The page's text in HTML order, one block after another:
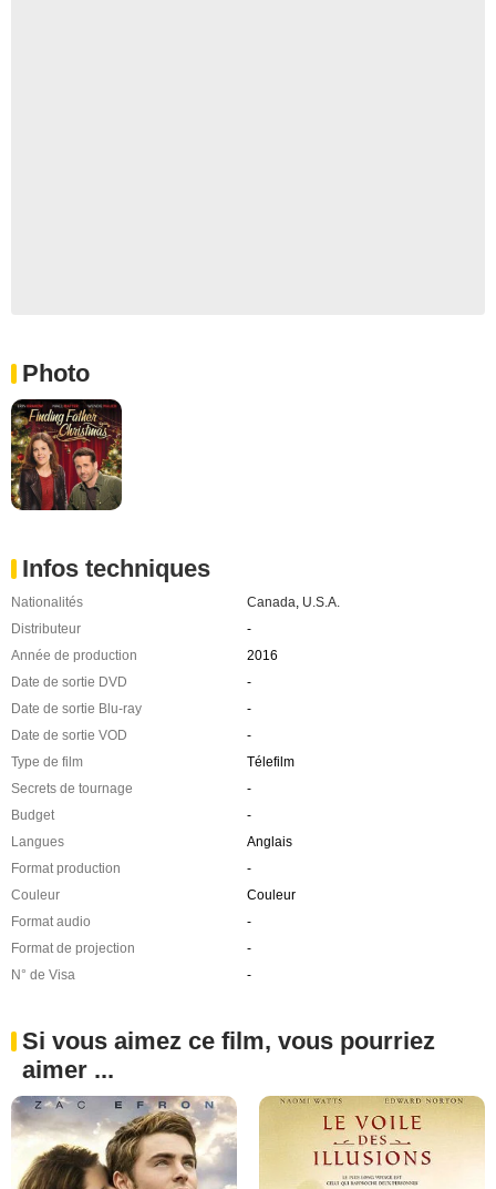
Photo
Infos techniques
Nationalités Canada U.S.A.
Distributeur
-
Année de production
2016
Date de sortie DVD
-
Date de sortie Blu-ray
-
Date de sortie VOD
-
Type de film
Télefilm
Secrets de tournage
-
Budget
-
Langues
Anglais
Format production
-
Couleur
Couleur
Format audio
-
Format de projection
-
N° de Visa
-
Si vous aimez ce film, vous pourriez
aimer ...